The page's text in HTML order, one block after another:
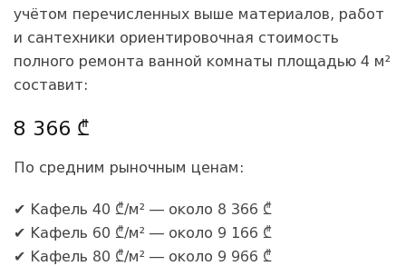
учётом перечисленных выше материалов, работ
и сантехники ориентировочная стоимость
полного ремонта ванной комнаты площадью 4 м²
составит:
8 366 ₾
По средним рыночным ценам:
✔ Кафель 40 ₾/м² — около 8 366 ₾
✔ Кафель 60 ₾/м² — около 9 166 ₾
✔ Кафель 80 ₾/м² — около 9 966 ₾